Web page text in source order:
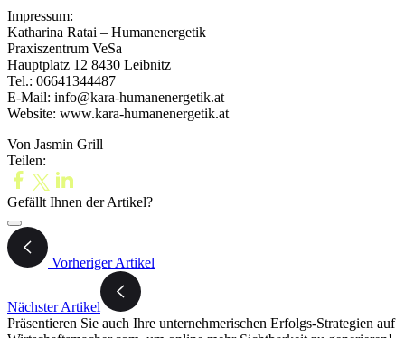
Impressum:
Katharina Ratai – Humanenergetik
Praxiszentrum VeSa
Hauptplatz 12 8430 Leibnitz
Tel.: 06641344487
E-Mail: info@kara-humanenergetik.at
Website: www.kara-humanenergetik.at
Von Jasmin Grill
Teilen:
Gefällt Ihnen der Artikel?
Vorheriger Artikel
Nächster Artikel
Präsentieren Sie auch Ihre unternehmerischen Erfolgs-Strategien auf